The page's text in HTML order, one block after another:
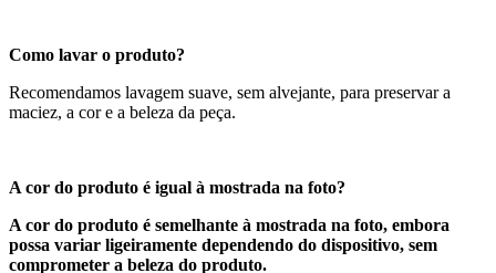
Como lavar o produto?
Recomendamos lavagem suave, sem alvejante, para preservar a
maciez, a cor e a beleza da peça.
A cor do produto é igual à mostrada na foto?
A cor do produto é semelhante à mostrada na foto, embora
possa variar ligeiramente dependendo do dispositivo, sem
comprometer a beleza do produto.